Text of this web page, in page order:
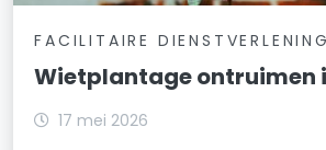
FACILITAIRE DIENSTVERLENING
Wietplantage ontruimen
17 mei 2026